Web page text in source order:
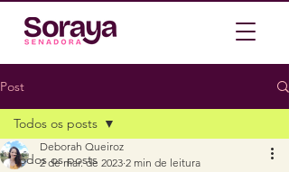
Post
Todos os posts
Todos os posts
Deborah Queiroz
2 de mar. de 2023 2 min de leitura